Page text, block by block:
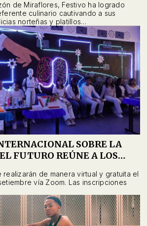
de Miraflores, Festivo ha logrado
culinario cautivando a sus
norteñas y platillos
SOBRE LA
FUTURO REÚNE A LOS
de manera virtual y gratuita el
vía Zoom. Las inscripciones